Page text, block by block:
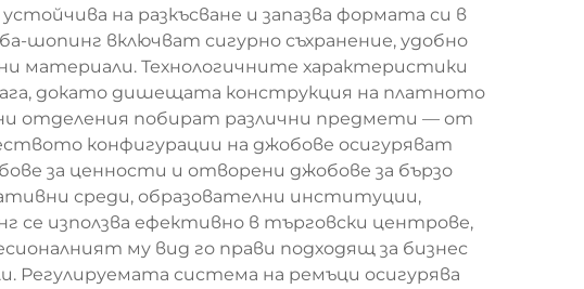
на разкъсване и запазва формата си в
шопинг включват сигурно съхранение, удобно
материали. Технологичните характеристики
докато дишещата конструкция на платното
отделения побират различни предмети — от
конфигурации на джобове осигуряват
за ценности и отворени джобове за бързо
среди, образователни институции,
използва ефективно в търговски центрове,
му вид го прави подходящ за бизнес
система на ремъци осигурява